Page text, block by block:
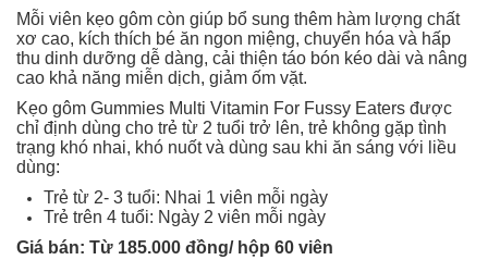
Mỗi viên kẹo gôm còn giúp bổ sung thêm hàm lượng chất
xơ cao, kích thích bé ăn ngon miệng, chuyển hóa và hấp
thu dinh dưỡng dễ dàng, cải thiện táo bón kéo dài và nâng
cao khả năng miễn dịch, giảm ốm vặt.
Kẹo gôm Gummies Multi Vitamin For Fussy Eaters được
chỉ định dùng cho trẻ từ 2 tuổi trở lên, trẻ không gặp tình
trạng khó nhai, khó nuốt và dùng sau khi ăn sáng với liều
dùng:
Trẻ từ 2- 3 tuổi: Nhai 1 viên mỗi ngày
Trẻ trên 4 tuổi: Ngày 2 viên mỗi ngày
Giá bán: Từ 185.000 đồng/ hộp 60 viên